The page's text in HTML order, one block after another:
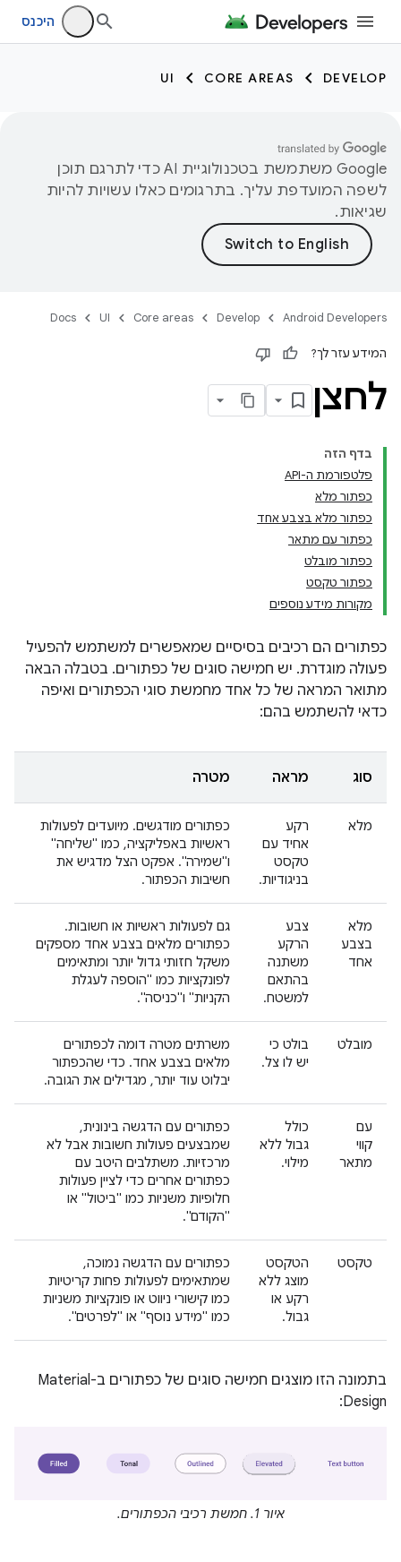
היכנס
DEVELOP
CORE AREAS
UI
‫Google משתמשת בטכנולוגיית AI כדי לתרגם תוכן
לשפה המועדפת עליך. בתרגומים כאלו עשויות להיות
שגיאות.
Android Developers
Develop
Core areas
UI
Docs
המידע עזר לך?
לחצן
בדף הזה
פלטפורמת ה-API
כפתור מלא
כפתור מלא בצבע אחד
כפתור עם מתאר
כפתור מובלט
כפתור טקסט
מקורות מידע נוספים
כפתורים הם רכיבים בסיסיים שמאפשרים למשתמש להפעיל
פעולה מוגדרת. יש חמישה סוגים של כפתורים. בטבלה הבאה
מתואר המראה של כל אחד מחמשת סוגי הכפתורים ואיפה
כדאי להשתמש בהם:
סוג מראה מטרה
מלא
רקע
אחיד עם
טקסט
בניגודיות.
כפתורים מודגשים. מיועדים לפעולות
ראשיות באפליקציה, כמו "שליחה"
ו"שמירה". אפקט הצל מדגיש את
חשיבות הכפתור.
מלא
בצבע
אחד
צבע
הרקע
משתנה
בהתאם
למשטח.
גם לפעולות ראשיות או חשובות.
כפתורים מלאים בצבע אחד מספקים
משקל חזותי גדול יותר ומתאימים
לפונקציות כמו "הוספה לעגלת
הקניות" ו"כניסה".
מובלט
בולט כי
יש לו צל.
משרתים מטרה דומה לכפתורים
מלאים בצבע אחד. כדי שהכפתור
יבלוט עוד יותר, מגדילים את הגובה.
עם
קווי
מתאר
כולל
גבול ללא
מילוי.
כפתורים עם הדגשה בינונית,
שמבצעים פעולות חשובות אבל לא
מרכזיות. משתלבים היטב עם
כפתורים אחרים כדי לציין פעולות
חלופיות משניות כמו "ביטול" או
"הקודם".
טקסט
הטקסט
מוצג ללא
רקע או
גבול.
כפתורים עם הדגשה נמוכה,
שמתאימים לפעולות פחות קריטיות
כמו קישורי ניווט או פונקציות משניות
כמו "מידע נוסף" או "לפרטים".
בתמונה הזו מוצגים חמישה סוגים של כפתורים ב-Material
Design:
איור 1. חמשת רכיבי הכפתורים.